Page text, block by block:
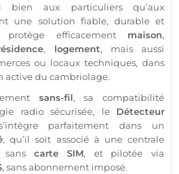
bien aux particuliers qu’aux
une solution fiable, durable et
efficacement maison,
, logement, mais aussi
ou locaux techniques, dans
active du cambriolage.
sans-fil, sa compatibilité
radio sécurisée, le Détecteur
parfaitement dans un
, qu’il soit associé à unecentrale
carte SIM, et pilotée via
, sans abonnement imposé.